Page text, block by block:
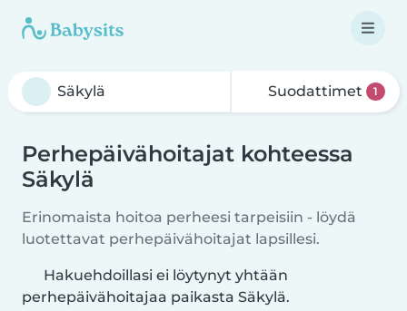
Suodattimet 1
Perhepäivähoitajat kohteessa
Säkylä
Erinomaista hoitoa perheesi tarpeisiin - löydä
luotettavat perhepäivähoitajat lapsillesi.
Hakuehdoillasi ei löytynyt yhtään
perhepäivähoitajaa paikasta Säkylä.